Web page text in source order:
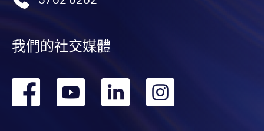
我們的社交媒體
轉
轉
轉